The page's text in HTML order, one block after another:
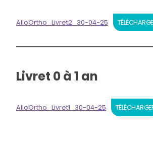
AlloOrtho_Livret2_30-04-25
Livret 0 à 1 an
AlloOrtho_Livret1_30-04-25